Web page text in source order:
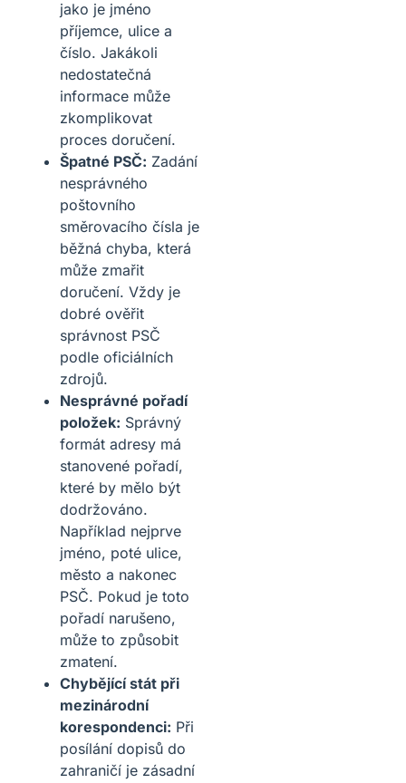
jako je jméno
příjemce, ulice a
číslo. Jakákoli
nedostatečná
informace může
zkomplikovat
proces doručení.
Špatné PSČ: Zadání
nesprávného
poštovního
směrovacího čísla je
běžná chyba, která
může zmařit
doručení. Vždy je
dobré ověřit
správnost PSČ
podle oficiálních
zdrojů.
Nesprávné pořadí
položek: Správný
formát adresy má
stanovené pořadí,
které by mělo být
dodržováno.
Například nejprve
jméno, poté ulice,
město a nakonec
PSČ. Pokud je toto
pořadí narušeno,
může to způsobit
zmatení.
Chybějící stát při
mezinárodní
korespondenci: Při
posílání dopisů do
zahraničí je zásadní